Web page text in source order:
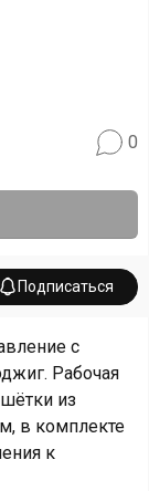
0
Подписаться
с
Рабочая
из
в комплекте
к